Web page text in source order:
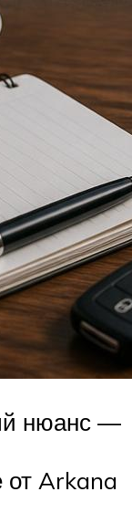
нюанс —
от Arkana